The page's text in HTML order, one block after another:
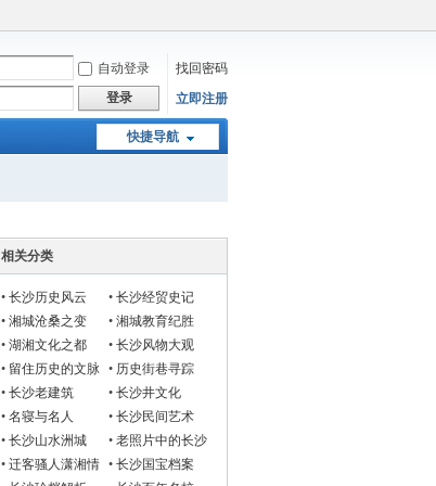
自动登录
找回密码
登录 立即注册
快捷导航
相关分类
• 长沙历史风云 • 长沙经贸史记
• 湘城沧桑之变 • 湘城教育纪胜
• 湖湘文化之都 • 长沙风物大观
• 留住历史的文脉 • 历史街巷寻踪
• 长沙老建筑 • 长沙井文化
• 名寝与名人 • 长沙民间艺术
• 长沙山水洲城 • 老照片中的长沙
• 迁客骚人潇湘情 • 长沙国宝档案